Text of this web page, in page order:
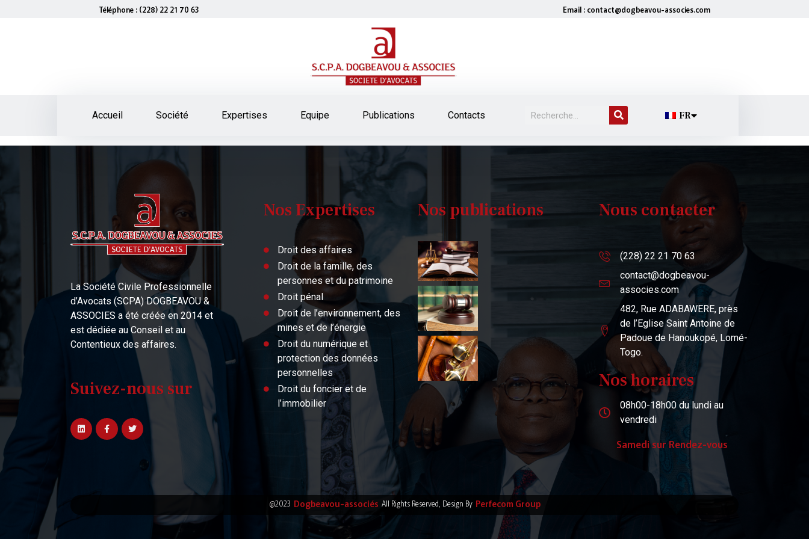
Téléphone : (228) 22 21 70 63 Email : contact@dogbeavou-associes.com
Accueil Société Expertises Equipe Publications Contacts FR
La Société Civile Professionnelle
d’Avocats (SCPA) DOGBEAVOU &
ASSOCIES a été créée en 2014 et
est dédiée au Conseil et au
Contentieux des affaires.
Suivez-nous sur
Nos Expertises
Droit des affaires
Droit de la famille, des
personnes et du patrimoine
Droit pénal
Droit de l’environnement, des
mines et de l’énergie
Droit du numérique et
protection des données
personnelles
Droit du foncier et de
l’immobilier
Nos publications Nous contacter
(228) 22 21 70 63
contact@dogbeavou-
associes.com
482, Rue ADABAWERE, près
de l’Eglise Saint Antoine de
Padoue de Hanoukopé, Lomé-
Togo.
Nos horaires
08h00-18h00 du lundi au
vendredi
Samedi sur Rendez-vous
@2023 Dogbeavou-associés All Rights Reserved, Design By Perfecom Group